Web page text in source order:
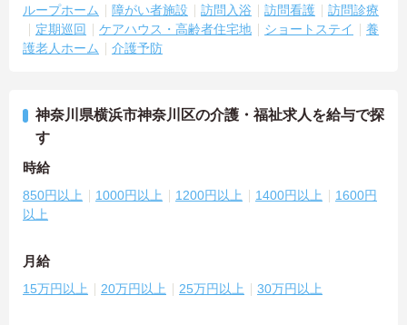
ループホーム
障がい者施設 訪問入浴 訪問看護
訪問診療
定期巡回
ケアハウス・高齢者住宅地 ショートステイ
養
護老人ホーム
介護予防
神奈川県横浜市神奈川区の介護・福祉求人を給与で探
す
時給
850円以上 1000円以上 1200円以上 1400円以上
1600円
以上
月給
15万円以上 20万円以上 25万円以上 30万円以上